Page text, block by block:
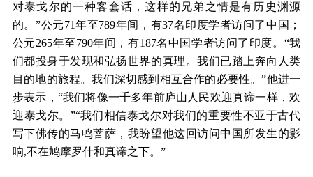
对泰戈尔的一种客套话，这样的兄弟之情是有历史渊源
的。”公元71年至789年间，有37名印度学者访问了中国；
公元265年至790年间，有187名中国学者访问了印度。“我
们都投身于发现和弘扬世界的真理。我们已踏上奔向人类
目的地的旅程。我们深切感到相互合作的必要性。”他进一
步表示，“我们将像一千多年前庐山人民欢迎真谛一样，欢
迎泰戈尔。”“我们相信泰戈尔对我们的重要性不亚于古代
写下佛传的马鸣菩萨，我盼望他这回访问中国所发生的影
响,不在鸠摩罗什和真谛之下。”